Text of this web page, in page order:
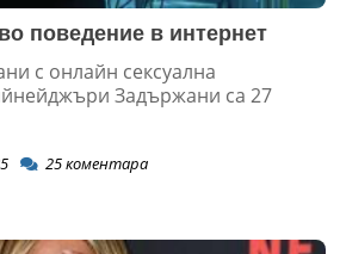
поведение в интернет
с онлайн сексуална
Задържани са 27
25коментара